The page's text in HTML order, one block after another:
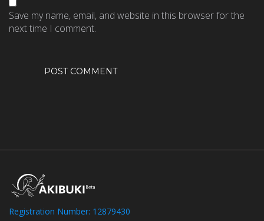
Save my name, email, and website in this browser for the
next time I comment.
Registration Number: 12879430